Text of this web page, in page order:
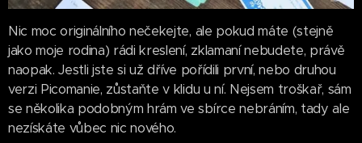
Nic moc originálního nečekejte, ale pokud máte (stejně
jako moje rodina) rádi kreslení, zklamaní nebudete, právě
naopak. Jestli jste si už dříve pořídili první, nebo druhou
verzi Picomanie, zůstaňte v klidu u ní. Nejsem troškař, sám
se několika podobným hrám ve sbírce nebráním, tady ale
nezískáte vůbec nic nového.